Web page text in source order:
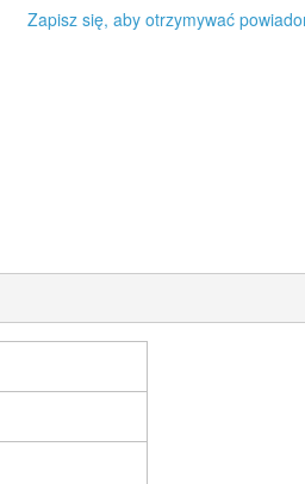
Zapisz się, aby otrzymywać